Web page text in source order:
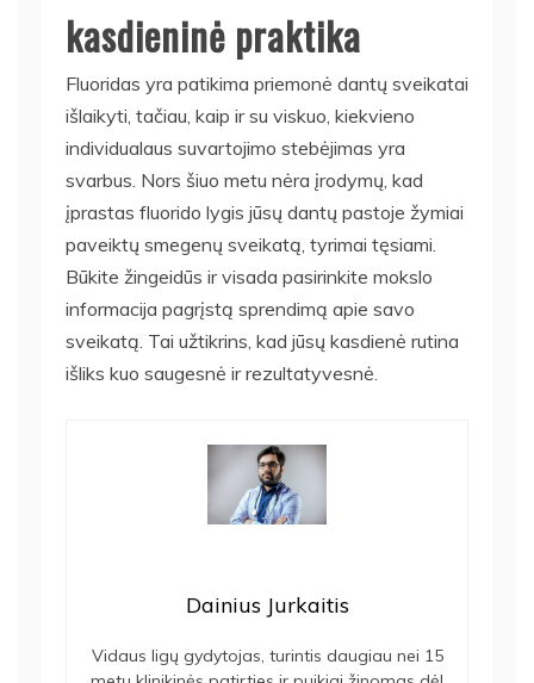
kasdieninė praktika
Fluoridas yra patikima priemonė dantų sveikatai
išlaikyti, tačiau, kaip ir su viskuo, kiekvieno
individualaus suvartojimo stebėjimas yra
svarbus. Nors šiuo metu nėra įrodymų, kad
įprastas fluorido lygis jūsų dantų pastoje žymiai
paveiktų smegenų sveikatą, tyrimai tęsiami.
Būkite žingeidūs ir visada pasirinkite mokslo
informacija pagrįstą sprendimą apie savo
sveikatą. Tai užtikrins, kad jūsų kasdienė rutina
išliks kuo saugesnė ir rezultatyvesnė.
Dainius Jurkaitis
Vidaus ligų gydytojas, turintis daugiau nei 15